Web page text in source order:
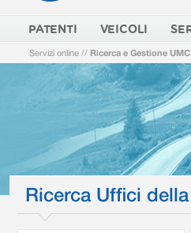
PATENTI VEICOLI
Servizi online // Ricerca e Gestione UMC
Ricerca Uffici